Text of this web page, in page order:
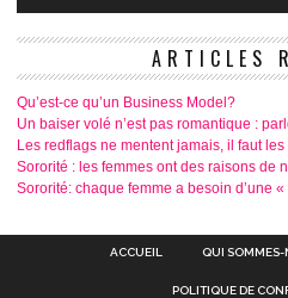
ARTICLES
Qu’est-ce qu’un Business Model?
Un baiser volé n’est pas romantique :
Les redflags ne mentent jamais, il faut
Sororité : les femmes ont des raisons de
Sororité: chaque femme a besoin d’une
ACCUEIL QUI SOMMES-
POLITIQUE DE